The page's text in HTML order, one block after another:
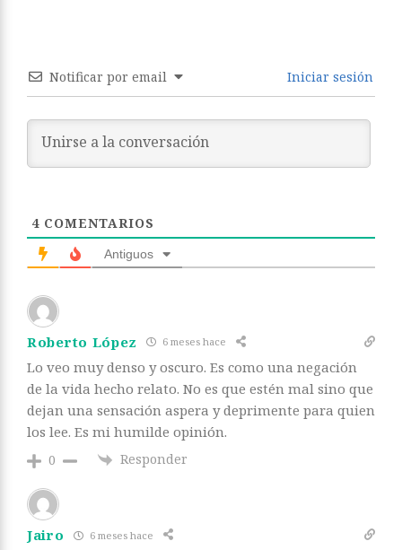
Notificar por email Iniciar sesión
4 COMENTARIOS
Antiguos
Roberto López 6 meses hace
Lo veo muy denso y oscuro. Es como una negación
de la vida hecho relato. No es que estén mal sino que
dejan una sensación aspera y deprimente para quien
los lee. Es mi humilde opinión.
0 Responder
Jairo 6 meses hace